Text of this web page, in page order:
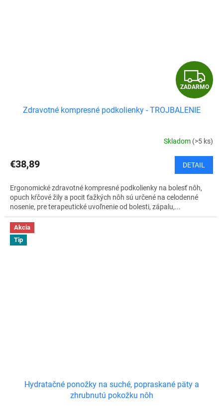
Z
A
A
R
M
ZADARMO
Zdravotné kompresné podkolienky - TROJBALENIE
Skladom (>5 ks)
€38,89 DETAIL
Ergonomické zdravotné kompresné podkolienky na bolesť nôh,
opuch kŕčové žily a pocit ťažkých nôh sú určené na celodenné
nosenie, pre terapeutické uvoľnenie od bolesti, zápalu,...
Akcia
Tip
Hydratačné ponožky na suché, popraskané päty a
zhrubnutú pokožku nôh